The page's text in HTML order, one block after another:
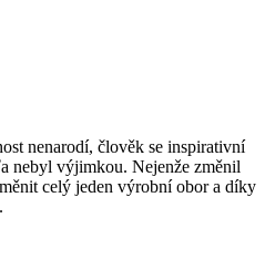
nenarodí, člověk se inspirativní
nebyl výjimkou. Nejenže změnil
celý jeden výrobní obor a díky